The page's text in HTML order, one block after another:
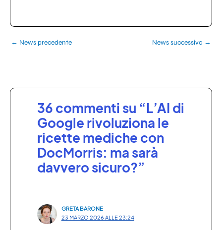
← News precedente News successivo →
36 commenti su “L’AI di
Google rivoluziona le
ricette mediche con
DocMorris: ma sarà
davvero sicuro?”
GRETA BARONE
23 MARZO 2026 ALLE 23:24